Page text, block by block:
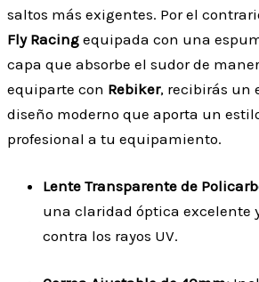
saltos más exigentes. Por el
Fly Racing equipada con una
capa que absorbe el sudor de
equiparte con Rebiker, recibirás un
diseño moderno que aporta un
profesional a tu equipamiento.
Lente Transparente de
una claridad óptica excelente
contra los rayos UV.